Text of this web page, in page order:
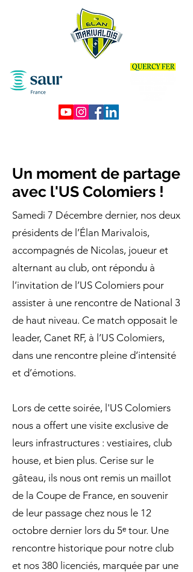
Un moment de partage
avec l'US Colomiers !
Samedi 7 Décembre dernier, nos deux
présidents de l’Élan Marivalois,
accompagnés de Nicolas, joueur et
alternant au club, ont répondu à
l’invitation de l’US Colomiers pour
assister à une rencontre de National 3
de haut niveau. Ce match opposait le
leader, Canet RF, à l’US Colomiers,
dans une rencontre pleine d’intensité
et d’émotions.
Lors de cette soirée, l'US Colomiers
nous a offert une visite exclusive de
leurs infrastructures : vestiaires, club
house, et bien plus. Cerise sur le
gâteau, ils nous ont remis un maillot
de la Coupe de France, en souvenir
de leur passage chez nous le 12
octobre dernier lors du 5ᵉ tour. Une
rencontre historique pour notre club
et nos 380 licenciés, marquée par une